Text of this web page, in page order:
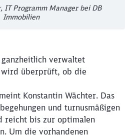
IT Programm Manager bei DB
Immobilien
verwaltet
überprüft, ob die
Konstantin Wächter. Das
und turnusmäßigen
reicht bis zur optimalen
Um die vorhandenen